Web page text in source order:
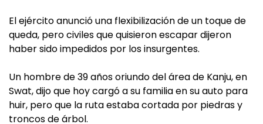
El ejército anunció una flexibilización de un toque de
queda, pero civiles que quisieron escapar dijeron
haber sido impedidos por los insurgentes.
Un hombre de 39 años oriundo del área de Kanju, en
Swat, dijo que hoy cargó a su familia en su auto para
huir, pero que la ruta estaba cortada por piedras y
troncos de árbol.